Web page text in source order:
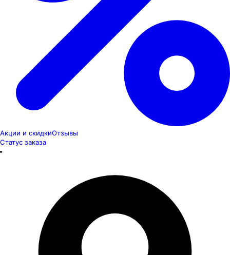
Акции и скидкиОтзывы
Статус заказа